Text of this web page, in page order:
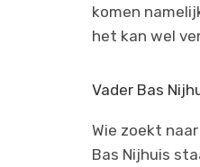
komen
het kan wel
Vader Bas
Wie zoekt
Bas Nijhuis